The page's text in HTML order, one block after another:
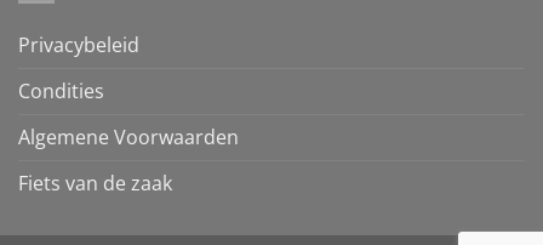
Privacybeleid
Condities
Algemene Voorwaarden
Fiets van de zaak